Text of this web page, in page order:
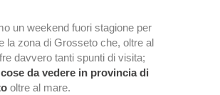
un weekend fuori stagione per
la zona di Grosseto che, oltre al
davvero tanti spunti di visita;
cose da vedere in provincia di
oltre al mare.